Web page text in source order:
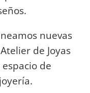
nuevas
de Joyas
de